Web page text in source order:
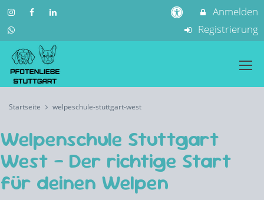
Anmelden
Registrierung
Startseite welpeschule-stuttgart-west
Welpenschule Stuttgart
West – Der richtige Start
für deinen Welpen